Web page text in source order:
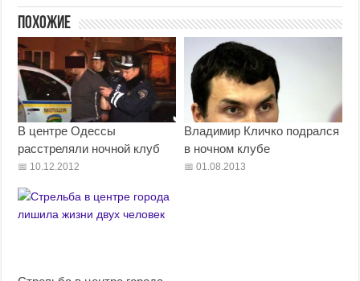
Похожие
В центре Одессы
расстреляли ночной клуб
10.12.2012
Владимир Кличко подрался
в ночном клубе
01.08.2013